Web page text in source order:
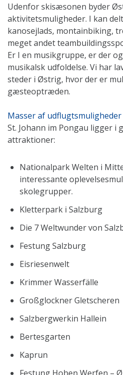
Udenfor skisæsonen byder
aktivitetsmuligheder. I kan
kanosejlads, montainbiking,
meget andet
Er I en musikgruppe, er der
musikalsk udfoldelse. Vi har
steder i Østrig, hvor der er
gæsteoptræden.
Masser af udflugtsmuligheder
St. Johann im Pongau ligger i
attraktioner:
Nationalpark Welten i
interessante
skolegrupper.
Kletterpark i Salzburg
Die 7 Weltwunder von
Festung Salzburg
Eisriesenwelt
Krimmer Wasserfälle
Großglockner Gletscheren
Salzbergwerkin Hallein
Bertesgarten
Kaprun